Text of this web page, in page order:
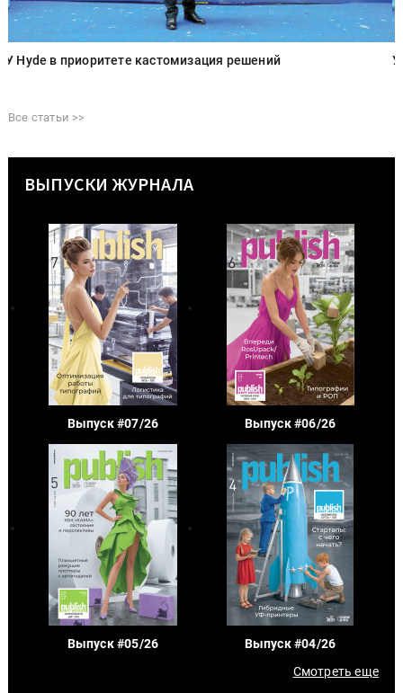
У Hyde в приоритете кастомизация решений У
Все статьи >>
ВЫПУСКИ ЖУРНАЛА
Выпуск #07/26 Выпуск #06/26
Выпуск #05/26
Выпуск #04/26
Смотреть еще